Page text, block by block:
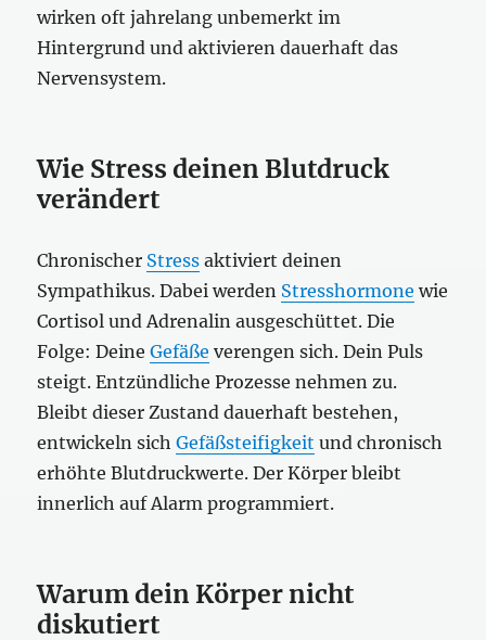
wirken oft jahrelang unbemerkt im
Hintergrund und aktivieren dauerhaft das
Nervensystem.
Wie Stress deinen Blutdruck
verändert
Chronischer Stress aktiviert deinen
Sympathikus. Dabei werden Stresshormone wie
Cortisol und Adrenalin ausgeschüttet. Die
Folge: DeineGefäße verengen sich. Dein Puls
steigt. Entzündliche Prozesse nehmen zu.
Bleibt dieser Zustand dauerhaft bestehen,
entwickeln sichGefäßsteifigkeit und chronisch
erhöhte Blutdruckwerte. Der Körper bleibt
innerlich auf Alarm programmiert.
Warum dein Körper nicht
diskutiert